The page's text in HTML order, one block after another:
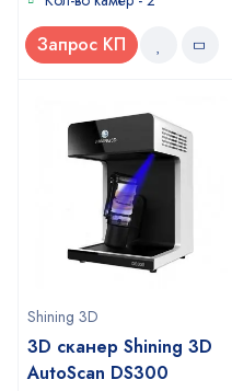
Запрос КП
Shining 3D
3D сканер Shining 3D
AutoScan DS300